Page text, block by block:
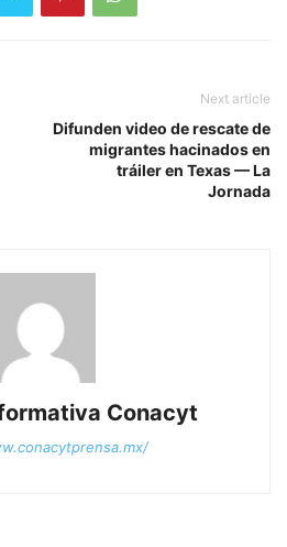
Next article
Difunden video de rescate de
migrantes hacinados en
tráiler en Texas — La
Jornada
Conacyt